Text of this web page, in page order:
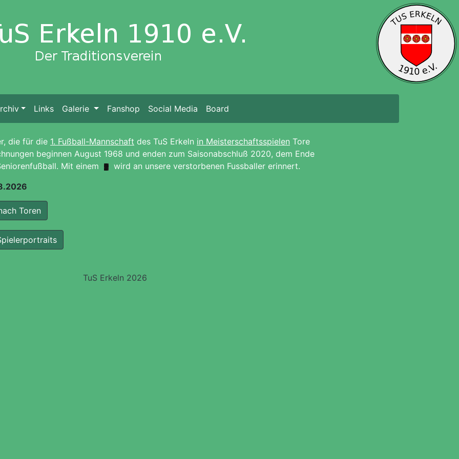
Links Galerie Fanshop Social Media Board
die für die 1. Fußball-Mannschaft des TuS Erkeln in Meisterschaftsspielen Tore
beginnen August 1968 und enden zum Saisonabschluß 2020, dem Ende
Mit einem
wird an unsere verstorbenen Fussballer erinnert.
Toren
TuS Erkeln 2026